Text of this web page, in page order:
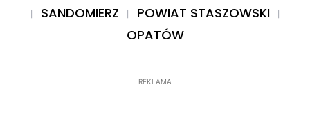
SANDOMIERZ
POWIAT STASZOWSKI
OPATÓW
REKLAMA